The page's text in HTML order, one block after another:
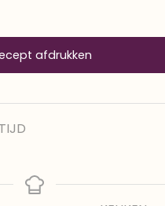
afdrukken